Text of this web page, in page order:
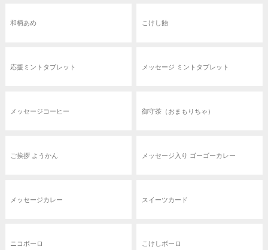
和柄あめ こけし飴
応援ミントタブレット メッセージ ミントタブレット
メッセージコーヒー 御守茶（おまもりちゃ）
ご挨拶 ようかん メッセージ入り ゴーゴーカレー
メッセージカレー スイーツカード
ニコボーロ こけしボーロ